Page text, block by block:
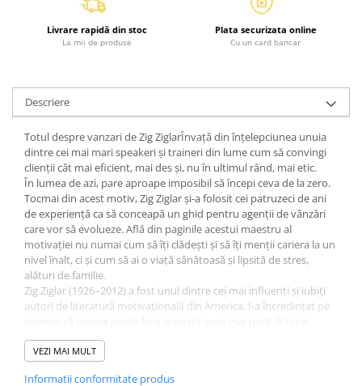
Diete si alimentatie sanatoasa
Fitness si frumusete
Feng Shui
Sa nu razi :((
Drept
Legislatie
Fictiune
Actiune si Aventura
Actiune,aventura
Clasici
Crime, Thriller, Mistery
Istorica
Literatura de divertisment
Livrare rapidă din stoc
La mii de produse
Plata securizata online
Cu un card bancar
Descriere
Totul despre vanzari de Zig ZiglarÎnvață din înțelepciunea unuia
dintre cei mai mari speakeri și traineri din lume cum să convingi
clienții cât mai eficient, mai des și, nu în ultimul rând, mai etic.
În lumea de azi, pare aproape imposibil să începi ceva de la zero.
Tocmai din acest motiv, Zig Ziglar și-a folosit cei patruzeci de ani
de experiență ca să conceapă un ghid pentru agenții de vânzări
care vor să evolueze. Află din paginile acestui maestru al
motivației nu numai cum să îți clădești și să îți menții cariera la un
nivel înalt, ci și cum să ai o viață sănătoasă și lipsită de stres,
alături de familie.
Zig Ziglar (1926–2012) a fost unul dintre cei mai influenți și iubiți
autori de literatură motivațională din America. I‑a încredințat pe
conferințe, a fost îndrumător și trainer, răspândind mesaje pline
de umor și speranță. A scris peste 30 de cărți îndrăgite despre
succes. Stilul său unic de a comunica și prezentările profunde l‑au
VEZI MAI MULT
Informatii conformitate produs